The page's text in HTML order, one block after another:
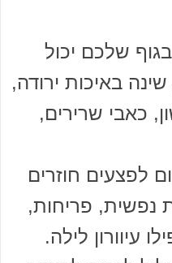
שלכם יכול
באיכות ירודה,
כאבי שרירים,
לפצעים חוזרים
נפשית, פריחות,
עיוורון לילה.